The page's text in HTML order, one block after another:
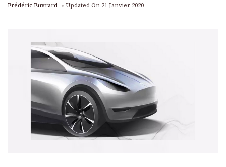
Frédéric Euvrard Updated On 21 Janvier 2020